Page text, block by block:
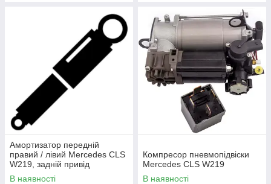
Амортизатор передній
правий / лівий Mercedes CLS
W219, задній привід
(відновлений)
В наявності
Компресор пневмопідвіски
Mercedes CLS W219
В наявності